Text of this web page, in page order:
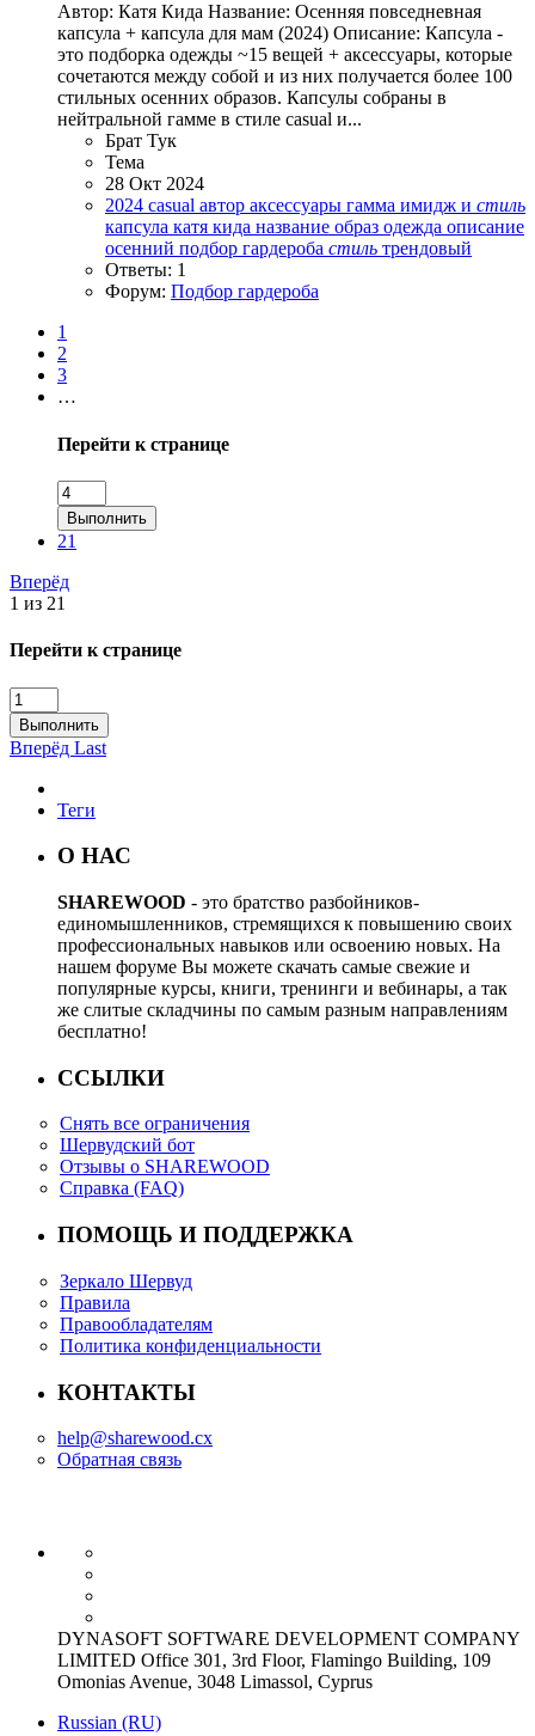
Автор: Катя Кида Название: Осенняя повседневная
капсула + капсула для мам (2024) Описание: Капсула -
это подборка одежды ~15 вещей + аксессуары, которые
сочетаются между собой и из них получается более 100
стильных осенних образов. Капсулы собраны в
нейтральной гамме в стиле casual и...
Брат Тук
Тема
28 Окт 2024
2024 casual автор аксессуары гамма имидж и стиль
капсула катя кида название образ одежда описание
осенний подбор гардероба стиль трендовый
Ответы: 1
Форум: Подбор гардероба
1
2
3
…
Перейти к странице
Выполнить
21
Вперёд
1 из 21
Перейти к странице
Выполнить
Вперёд Last
Теги
О НАС
SHAREWOOD - это братство разбойников-
единомышленников, стремящихся к повышению своих
профессиональных навыков или освоению новых. На
нашем форуме Вы можете скачать самые свежие и
популярные курсы, книги, тренинги и вебинары, а так
же слитые складчины по самым разным направлениям
бесплатно!
ССЫЛКИ
Снять все ограничения
Шервудский бот
Отзывы о SHAREWOOD
Справка (FAQ)
ПОМОЩЬ И ПОДДЕРЖКА
Зеркало Шервуд
Правила
Правообладателям
Политика конфиденциальности
КОНТАКТЫ
help@sharewood.cx
Обратная связь
DYNASOFT SOFTWARE DEVELOPMENT COMPANY
LIMITED Office 301, 3rd Floor, Flamingo Building, 109
Omonias Avenue, 3048 Limassol, Cyprus
Russian (RU)